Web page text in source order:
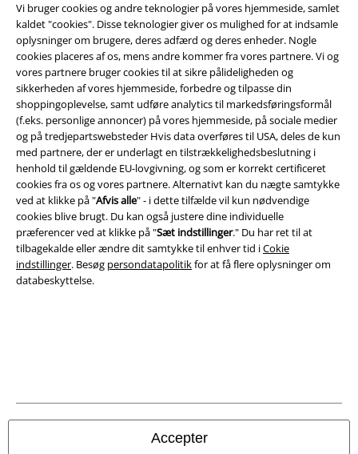
Vi bruger cookies og andre teknologier på vores hjemmeside, samlet
kaldet "cookies". Disse teknologier giver os mulighed for at indsamle
oplysninger om brugere, deres adfærd og deres enheder. Nogle
cookies placeres af os, mens andre kommer fra vores partnere. Vi og
vores partnere bruger cookies til at sikre pålideligheden og
sikkerheden af ​​vores hjemmeside, forbedre og tilpasse din
shoppingoplevelse, samt udføre analytics til markedsføringsformål
(f.eks. personlige annoncer) på vores hjemmeside, på sociale medier
og på tredjepartswebsteder Hvis data overføres til USA, deles de kun
med partnere, der er underlagt en tilstrækkelighedsbeslutning i
henhold til gældende EU-lovgivning, og som er korrekt certificeret
cookies fra os og vores partnere. Alternativt kan du nægte samtykke
ved at klikke på "Afvis alle" - i dette tilfælde vil kun nødvendige
cookies blive brugt. Du kan også justere dine individuelle
præferencer ved at klikke på "Sæt indstillinger." Du har ret til at
tilbagekalde eller ændre dit samtykke til enhver tid iCokie
indstillinger. Besøg persondatapolitikfor at få flere oplysninger om
databeskyttelse.
Accepter
A Warner Music Group Company
Persondatapolitik
Bortskaffelse af affald og miljøbeskyttelse